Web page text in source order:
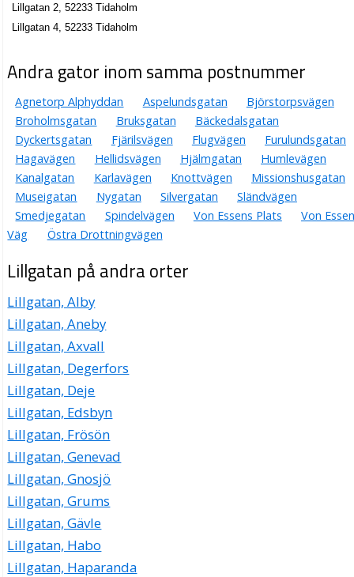
Lillgatan 2, 52233 Tidaholm
Lillgatan 4, 52233 Tidaholm
Andra gator inom samma postnummer
Agnetorp Alphyddan Aspelundsgatan
Björstorpsvägen
Broholmsgatan
Bruksgatan
Bäckedalsgatan
Dyckertsgatan
Fjärilsvägen Flugvägen
Furulundsgatan
Hagavägen
Hellidsvägen Hjälmgatan
Humlevägen
Kanalgatan
Karlavägen Knottvägen
Missionshusgatan
Museigatan
Nygatan Silvergatan
Sländvägen
Smedjegatan
Spindelvägen Von Essens Plats
Von
Väg
Östra Drottningvägen
Lillgatan på andra orter
Lillgatan, Alby
Lillgatan, Aneby
Lillgatan, Axvall
Lillgatan, Degerfors
Lillgatan, Deje
Lillgatan, Edsbyn
Lillgatan, Frösön
Lillgatan, Genevad
Lillgatan, Gnosjö
Lillgatan, Grums
Lillgatan, Gävle
Lillgatan, Habo
Lillgatan, Haparanda